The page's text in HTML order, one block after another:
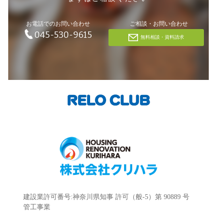
お電話でのお問い合わせ
045-530-9615
ご相談・お問い合わせ
無料相談・資料請求
建設業許可番号:神奈川県知事 許可（般-5）第 90889 号
管工事業